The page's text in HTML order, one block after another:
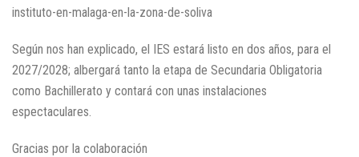
instituto-en-malaga-en-la-zona-de-soliva
Según nos han explicado, el IES estará listo en dos años, para el
2027/2028; albergará tanto la etapa de Secundaria Obligatoria
como Bachillerato y contará con unas instalaciones
espectaculares.
Gracias por la colaboración